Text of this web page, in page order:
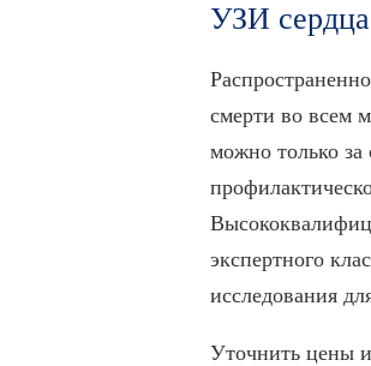
УЗИ
смерти во всем
можно только за
экспертного
исследования
Уточнить цены